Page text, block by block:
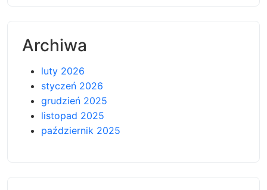
Archiwa
luty 2026
styczeń 2026
grudzień 2025
listopad 2025
październik 2025